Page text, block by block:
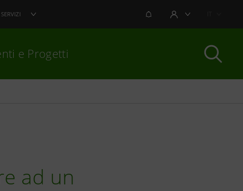
NOTIFICHEAREA UTENTE
e Progetti
ad un